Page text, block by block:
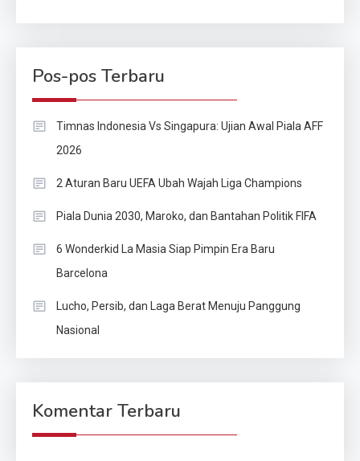
Pos-pos Terbaru
Timnas Indonesia Vs Singapura: Ujian Awal Piala AFF
2026
2 Aturan Baru UEFA Ubah Wajah Liga Champions
Piala Dunia 2030, Maroko, dan Bantahan Politik FIFA
6 Wonderkid La Masia Siap Pimpin Era Baru
Barcelona
Lucho, Persib, dan Laga Berat Menuju Panggung
Nasional
Komentar Terbaru